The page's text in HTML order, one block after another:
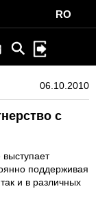
RO
06.10.2010
с
поддерживая
и в различных